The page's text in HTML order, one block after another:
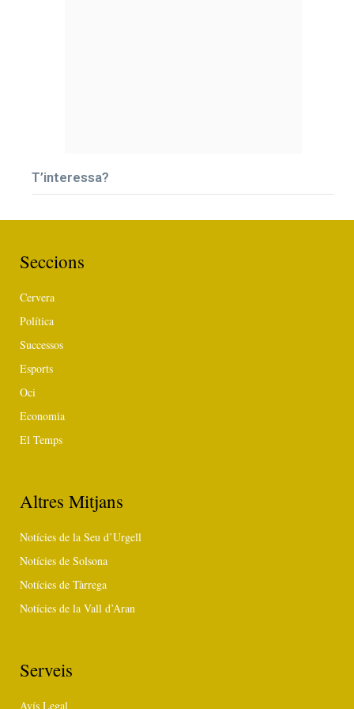
T’interessa?
Seccions
Cervera
Política
Successos
Esports
Oci
Economia
El Temps
Altres Mitjans
Notícies de la Seu d’Urgell
Notícies de Solsona
Notícies de Tàrrega
Notícies de la Vall d’Aran
Serveis
Avís Legal